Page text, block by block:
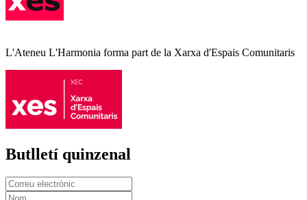
L'Ateneu L'Harmonia forma part de la Xarxa d'Espais Comunitaris
Butlletí quinzenal